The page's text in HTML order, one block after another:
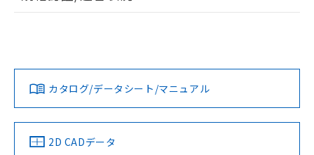
EU RoHS 注意事項・凡例
対応済み
中国 RoHS 注意事項・凡例
LR型式承認
（イギリス
船舶規格）
DNV型式承認
（ノルウェー
BV型式承認
（フランス
KR型式
（韓国
カタログ/データシート/マニュアル
2D CADデータ